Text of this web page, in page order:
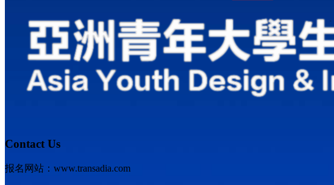
Contact Us
报名网站：www.transadia.com